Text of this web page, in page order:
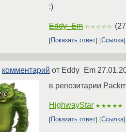
:)
Eddy_Em ☆☆☆☆☆ (
Показать ответ Ссылка
комментарий от Eddy_Em
в репозитарии
HighwayStar ★★★★★
Показать ответ Ссылка